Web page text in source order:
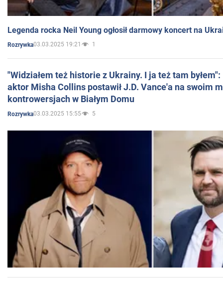
Legenda rocka Neil Young ogłosił darmowy koncert na
Rozrywka03.03.2025 19:21 1
"Widziałem też historie z Ukrainy. I ja też tam
aktor Misha Collins postawił J.D. Vance'a na swoim
kontrowersjach w Białym Domu
Rozrywka03.03.2025 15:55 5